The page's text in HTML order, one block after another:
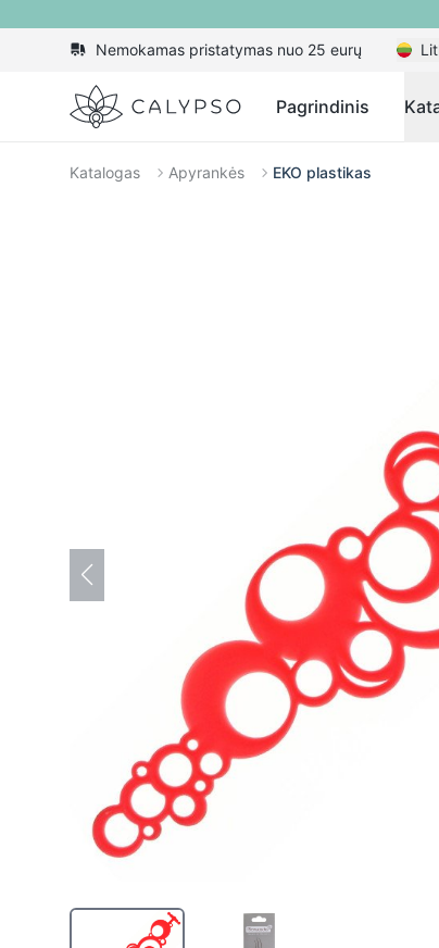
Nemokamas pristatymas nuo 25 eurų
Calypso Pagrindinis
Katalogas Apyrankės EKO plastikas